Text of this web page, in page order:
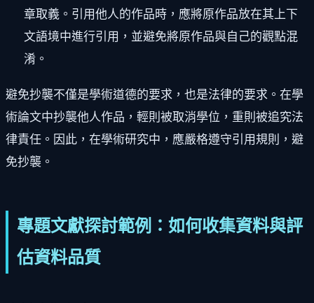
章取義。引用他人的作品時，應將原作品放在其上下
文語境中進行引用，並避免將原作品與自己的觀點混
淆。
避免抄襲不僅是學術道德的要求，也是法律的要求。在學
術論文中抄襲他人作品，輕則被取消學位，重則被追究法
律責任。因此，在學術研究中，應嚴格遵守引用規則，避
免抄襲。
專題文獻探討範例：如何收集資料與評
估資料品質